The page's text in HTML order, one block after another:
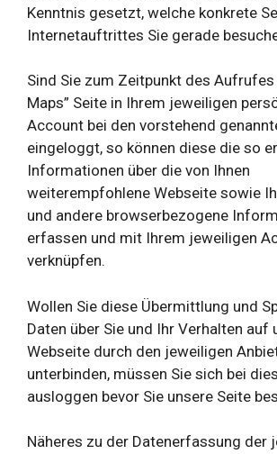
Kenntnis gesetzt, welche konkrete
Internetauftrittes Sie gerade
Sind Sie zum Zeitpunkt des Aufrufes
Maps” Seite in Ihrem jeweiligen
Account bei den vorstehend
eingeloggt, so können diese die so
Informationen über die von Ihnen
weiterempfohlene Webseite sowie
und andere browserbezogene
erfassen und mit Ihrem jeweiligen
verknüpfen.
Wollen Sie diese Übermittlung und
Daten über Sie und Ihr Verhalten auf
Webseite durch den jeweiligen
unterbinden, müssen Sie sich bei
ausloggen bevor Sie unsere Seite
Näheres zu der Datenerfassung der